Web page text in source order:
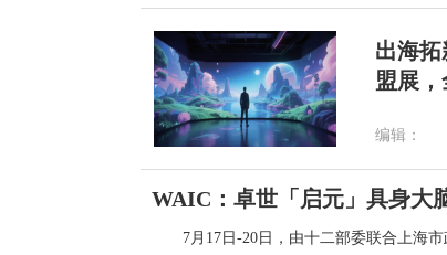
出海
盟展
编辑：
WAIC：卓世「启元」具身大
7月17日-20日，由十二部委联合上海